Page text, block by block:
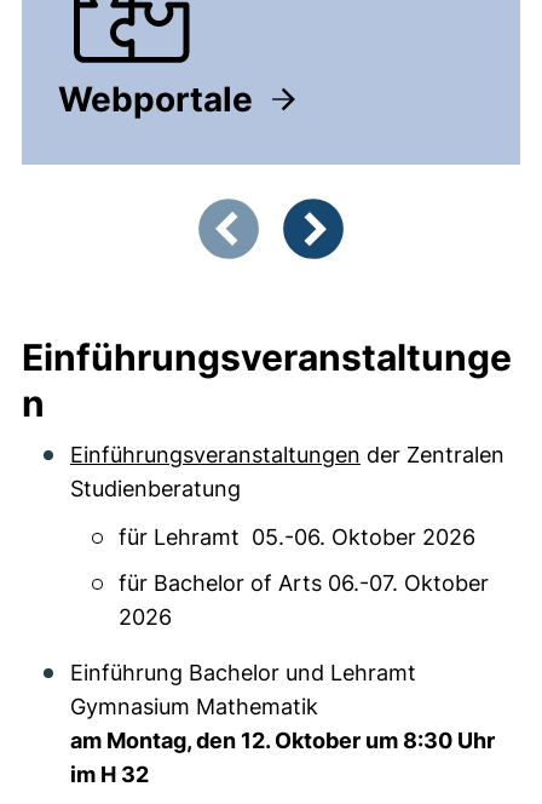
Webportale
Zeigt Folie 1 von 3
Einführungsveranstaltunge
n
Einführungsveranstaltungen der Zentralen
Studienberatung
für Lehramt 05.-06. Oktober 2026
für Bachelor of Arts 06.-07. Oktober
2026
Einführung Bachelor und Lehramt
Gymnasium Mathematik
am Montag, den 12. Oktober um 8:30 Uhr
im H 32